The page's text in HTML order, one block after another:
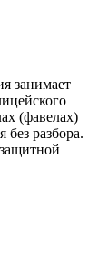
занимает
(фавелах)
без разбора.